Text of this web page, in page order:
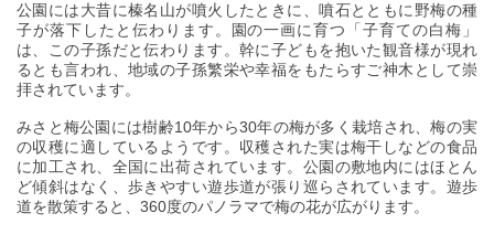
公園には大昔に榛名山が噴火したときに、噴石とともに野梅の種
子が落下したと伝わります。園の一画に育つ「子育ての白梅」
は、この子孫だと伝わります。幹に子どもを抱いた観音様が現れ
るとも言われ、地域の子孫繁栄や幸福をもたらすご神木として崇
拝されています。
みさと梅公園には樹齢10年から30年の梅が多く栽培され、梅の実
の収穫に適しているようです。収穫された実は梅干しなどの食品
に加工され、全国に出荷されています。公園の敷地内にはほとん
ど傾斜はなく、歩きやすい遊歩道が張り巡らされています。遊歩
道を散策すると、360度のパノラマで梅の花が広がります。